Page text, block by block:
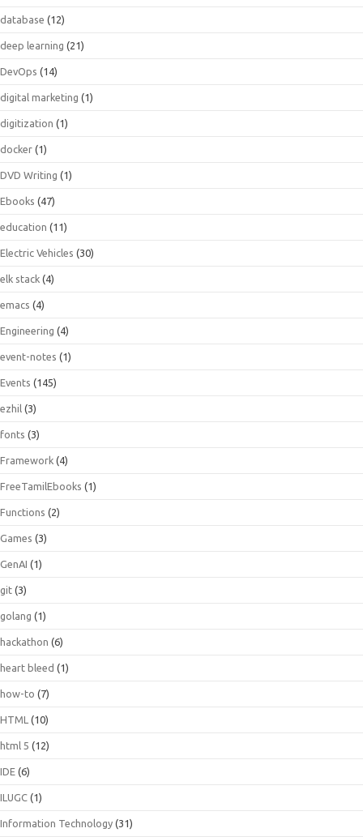
database (12)
deep learning (21)
DevOps (14)
digital marketing (1)
digitization (1)
docker (1)
DVD Writing (1)
Ebooks (47)
education (11)
Electric Vehicles (30)
elk stack (4)
emacs (4)
Engineering (4)
event-notes (1)
Events (145)
ezhil (3)
fonts (3)
Framework (4)
FreeTamilEbooks (1)
Functions (2)
Games (3)
GenAI (1)
git (3)
golang (1)
hackathon (6)
heart bleed (1)
how-to (7)
HTML (10)
html 5 (12)
IDE (6)
ILUGC (1)
Information Technology (31)